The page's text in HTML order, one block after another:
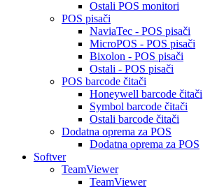
Ostali POS monitori
POS pisači
NaviaTec - POS pisači
MicroPOS - POS pisači
Bixolon - POS pisači
Ostali - POS pisači
POS barcode čitači
Honeywell barcode čitači
Symbol barcode čitači
Ostali barcode čitači
Dodatna oprema za POS
Dodatna oprema za POS
Softver
TeamViewer
TeamViewer